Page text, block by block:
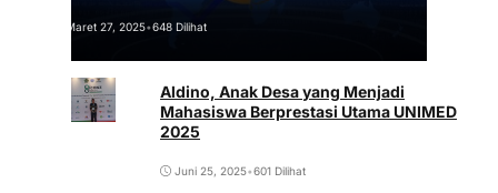
Maret 27, 2025•648 Dilihat
Aldino, Anak Desa yang Menjadi
Mahasiswa Berprestasi Utama UNIMED
2025
Juni 25, 2025•601 Dilihat